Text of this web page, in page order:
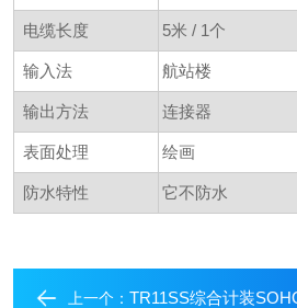
电缆长度 5米 / 1个
输入法 航站楼
输出方法 连接器
表面处理 绘画
防水特性 它不防水
上一个： TR11SS综合计装